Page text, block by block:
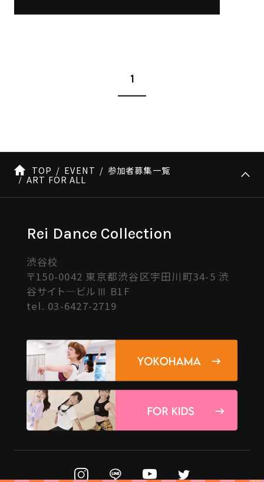
1
TOP EVENT 参加者募集一覧
ART FOR ALL
Rei Dance Collection
渋谷校
〒150-0042 東京都渋谷区宇田川町34-5 渋
谷サイト―ビルⅢ B1F
tel. 03-6427-2719